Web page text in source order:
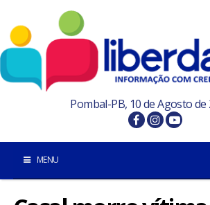
Pombal-PB, 10 de Agosto de
MENU
INÍCIO